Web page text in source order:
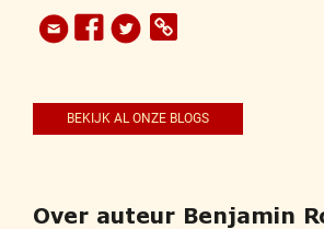
BEKIJK AL ONZE BLOGS
Over auteur Benjamin